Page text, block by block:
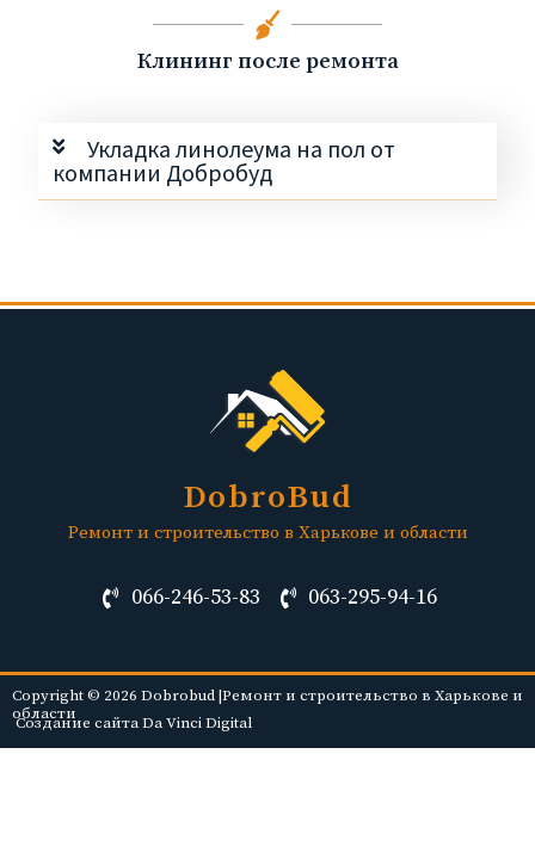
Клининг после ремонта
Укладка линолеума на пол от
компании Добробуд
DobroBud
Ремонт и строительство в Харькове и области
066-246-53-83 063-295-94-16
Copyright © 2026 Dobrobud |Ремонт и строительство в Харькове и
области
Создание сайта Da Vinci Digital